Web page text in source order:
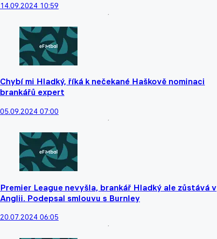
14.09.2024 10:59
Chybí mi Hladký, říká k nečekané Haškově nominaci
brankářů expert
05.09.2024 07:00
Premier League nevyšla, brankář Hladký ale zůstává v
Anglii. Podepsal smlouvu s Burnley
20.07.2024 06:05